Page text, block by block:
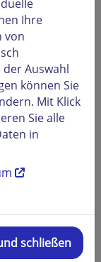
Servers zu
Größe
wie
Ihre
von
Auswahl
können Sie
Mit Klick
Sie alle
in
schließen